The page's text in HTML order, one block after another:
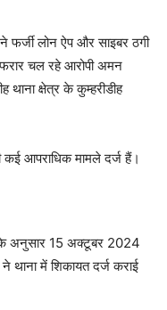
फर्जी लोन ऐप और साइबर ठगी
फरार चल रहे आरोपी अमन
थाना क्षेत्र के कुम्हरीडीह
आपराधिक मामले दर्ज हैं।
के अनुसार 15 अक्टूबर 2024
थाना में शिकायत दर्ज कराई